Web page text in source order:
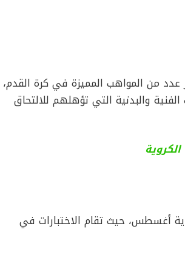
2024 إلى استقطاب أكبر عدد من المواهب المميزة في كرة القدم،
والبدنية التي تؤهلهم للالتحاق
في يوليو 2024 وتستمر حتى بداية أغسطس، حيث تقام الاختبارات في